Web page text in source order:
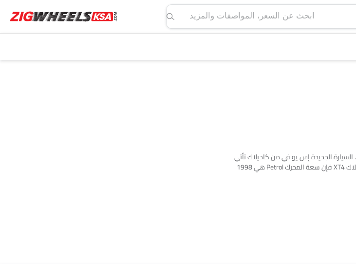
ابحث عن السعر، المواصفات والمزيد
تتوفر كاديلاك XT4 بمحرك Petrol في Saudi Arabia. السيارة الجديدة إس يو في من كاديلاك تأتي
بإجمالي 2 فئة. إذا تحدثنا عن مواصفات محرك كاديلاك XT4 فإن سعة المحرك Petrol هي 1998